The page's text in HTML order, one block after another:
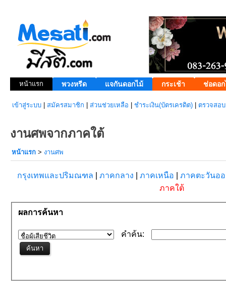
หน้าแรก พวงหรีด แจกันดอกไม้ กระเช้า ช่อดอ
เข้าสู่ระบบ สมัครสมาชิก ส่วนช่วยเหลือ ชำระเงิน(บัตรเครดิต) ตรวจสอ
งานศพจากภาคใต้
หน้าแรก > งานศพ
กรุงเทพและปริมณฑล ภาคกลาง ภาคเหนือ
ภาคตะวันอ
ภาคใต้
ผลการค้นหา
คำค้น: